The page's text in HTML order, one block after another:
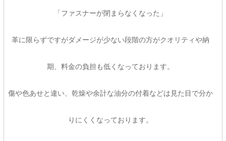
「ファスナーが閉まらなくなった」
革に限らずですがダメージが少ない段階の方がクオリティや納
期、料金の負担も低くなっております。
傷や色あせと違い、乾燥や余計な油分の付着などは見た目で分か
りにくくなっております。